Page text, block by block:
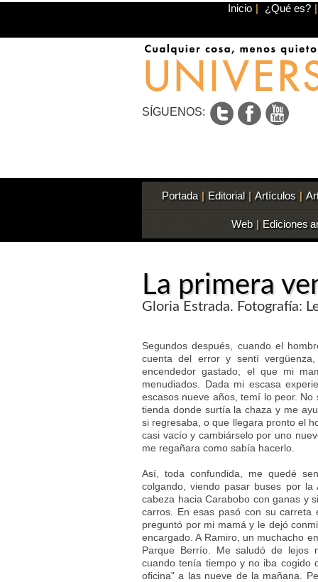
Inicio | ¿Qué es? |
SÍGUENOS:
Portada | Editorial | Artículos |
Web | Ediciones
La primera
Gloria Estrada. Fotografía:
Segundos después, cuando el
cuenta del error y sentí
encendedor gastado, el que mi
menudiados. Dada mi escasa
escasos nueve años, temí lo peor.
tienda donde surtía la chaza y me
si regresaba, o que llegara pronto el
casi vacío y cambiárselo por uno
me regañara como sabía hacerlo.
Así, toda confundida, me quedé
colgando, viendo pasar buses por
cabeza hacia Carabobo con ganas y
carros. En esas pasó con su carreta
preguntó por mi mamá y le dejó
encargado. A Ramiro, un muchacho
Parque Berrío. Me saludó de lejos
cuando tenía tiempo y no iba cogido
oficina" a las nueve de la mañana.